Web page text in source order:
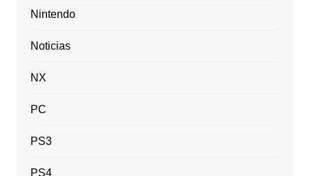
Nintendo
Noticias
NX
PC
PS3
PS4